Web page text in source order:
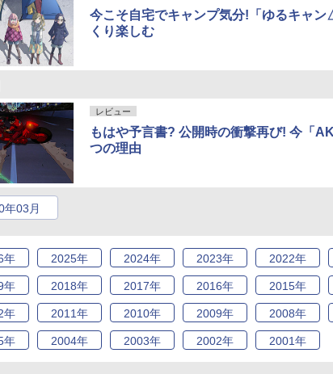
今こそ自宅でキャンプ気分!「ゆるキャ
くり楽しむ
レビュー
もはや予言書? 公開時の衝撃再び! 今「
つの理由
年03月
年 2025年 2024年 2023年 2022年
年 2018年 2017年 2016年 2015年
年 2011年 2010年 2009年 2008年
年 2004年 2003年 2002年 2001年